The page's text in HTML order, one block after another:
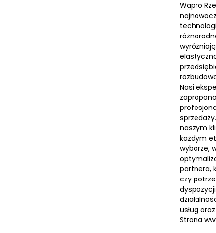
Wapro
Nasi
naszym
każdym
wyborze,
partnera,
czy
usług
Strona